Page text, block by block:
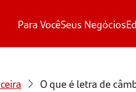
Para VocêSeus Negócios
O que é letra de